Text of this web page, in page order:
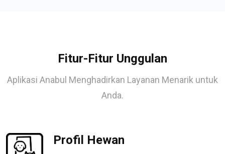
Fitur-Fitur Unggulan
Aplikasi Anabul Menghadirkan Layanan Menarik untuk
Anda.
Profil Hewan